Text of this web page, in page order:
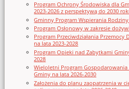
Program Ochrony Środowiska dla
2023-2026 z perspektywą do 2030
Gminny Program Wspierania
Program Osłonowy w zakresie
Program Przeciwdziałania
na lata 2023-2028
Program Opieki nad Zabytkami
2028
Wieloletni Program
Gminy na lata 2026-2030
Założenia do planu zaopatrzenia w